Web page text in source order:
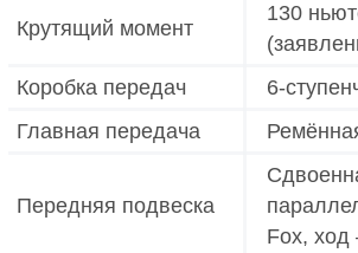
Крутящий момент
130
Коробка передач
6-
Главная передача
Передняя подвеска
Fox,